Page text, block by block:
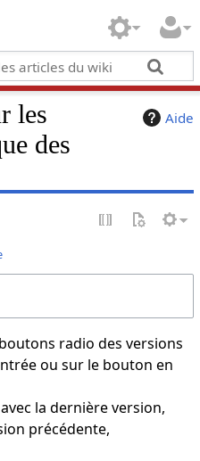
Aide
les
des
radio des versions
ou sur le bouton en
la dernière version,
précédente,